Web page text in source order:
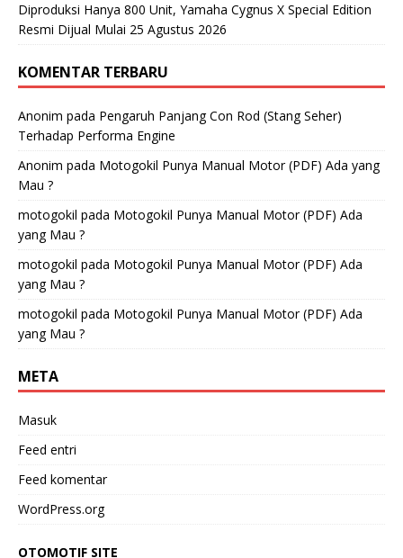
Diproduksi Hanya 800 Unit, Yamaha Cygnus X Special Edition
Resmi Dijual Mulai 25 Agustus 2026
KOMENTAR TERBARU
Anonim pada Pengaruh Panjang Con Rod (Stang Seher)
Terhadap Performa Engine
Anonim pada Motogokil Punya Manual Motor (PDF) Ada yang
Mau ?
motogokil pada Motogokil Punya Manual Motor (PDF) Ada
yang Mau ?
motogokil pada Motogokil Punya Manual Motor (PDF) Ada
yang Mau ?
motogokil pada Motogokil Punya Manual Motor (PDF) Ada
yang Mau ?
META
Masuk
Feed entri
Feed komentar
WordPress.org
OTOMOTIF SITE